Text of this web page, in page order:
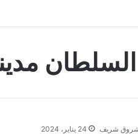
السلطان
شريف 24 يناير، 2024